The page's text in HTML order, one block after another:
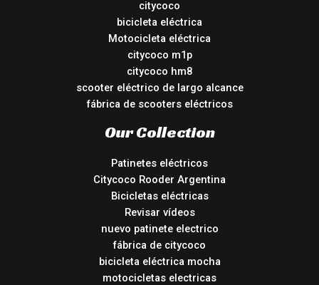
citycoco
bicicleta eléctrica
Motocicleta eléctrica
citycoco m1p
citycoco hm8
scooter eléctrico de largo alcance
fábrica de scooters eléctricos
Our Collection
Patinetes eléctricos
Citycoco Rooder Argentina
Bicicletas eléctricas
Revisar vídeos
nuevo patinete electrico
fábrica de citycoco
bicicleta eléctrica mocha
motocicletas electricas